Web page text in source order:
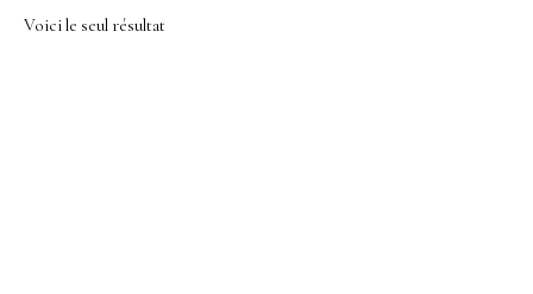
Voici le seul résultat